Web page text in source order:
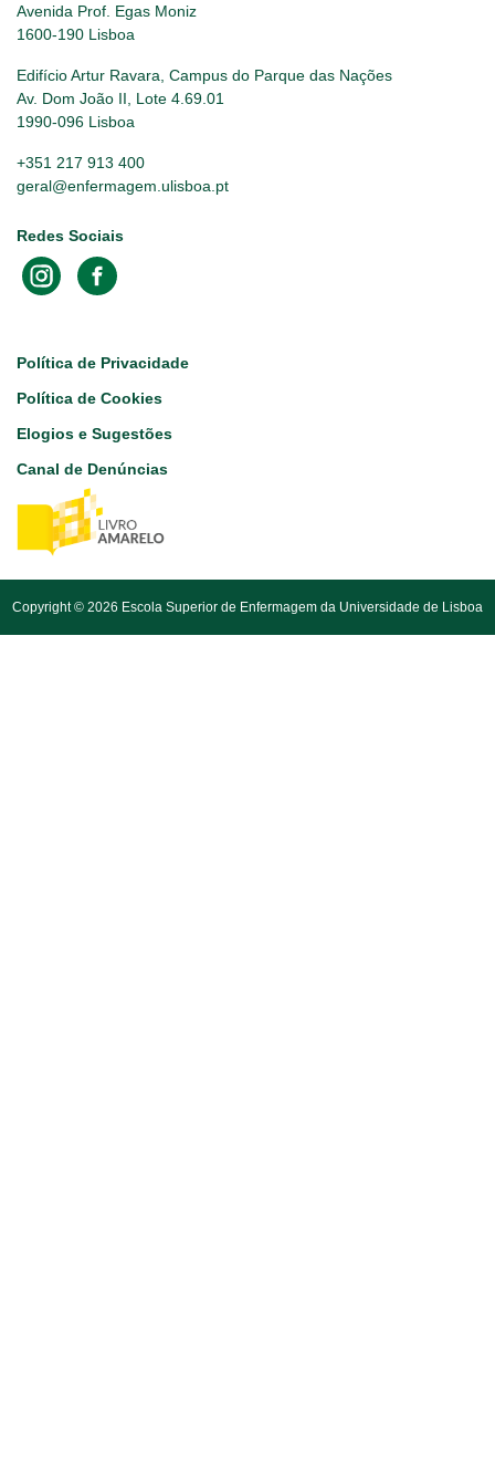
Avenida Prof. Egas Moniz
1600-190 Lisboa
Edifício Artur Ravara, Campus do Parque das Nações
Av. Dom João II, Lote 4.69.01
1990-096 Lisboa
+351 217 913 400
geral@enfermagem.ulisboa.pt
Redes Sociais
Footer
Política de Privacidade
Política de Cookies
Elogios e Sugestões
Canal de Denúncias
Copyright © 2026 Escola Superior de Enfermagem da Universidade de Lisboa